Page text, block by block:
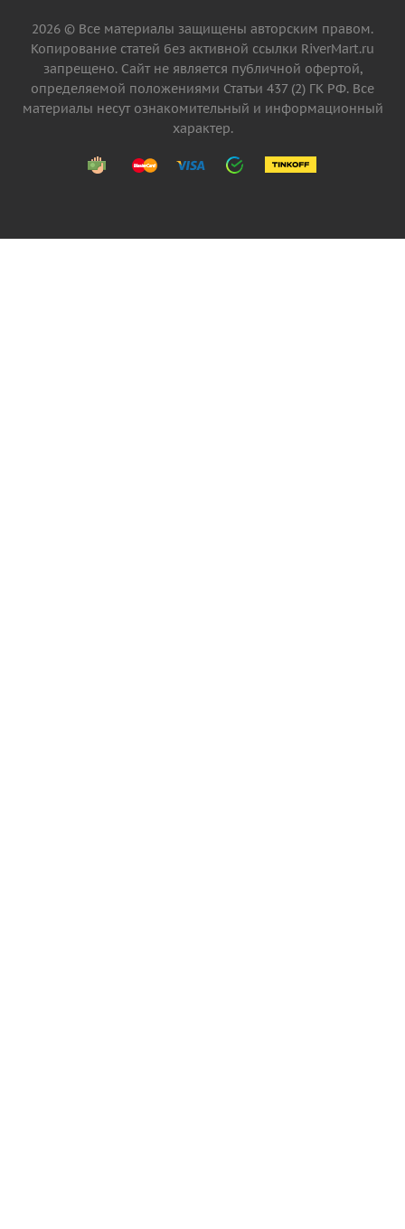
2026 © Все материалы защищены авторским правом.
Копирование статей без активной ссылки RiverMart.ru
запрещено. Сайт не является публичной офертой,
определяемой положениями Статьи 437 (2) ГК РФ. Все
материалы несут ознакомительный и информационный
характер.